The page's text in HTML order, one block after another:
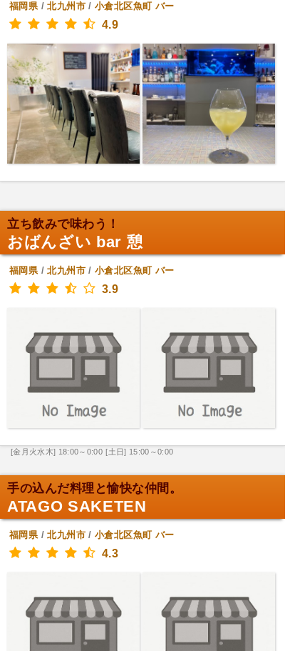
福岡県/北九州市/小倉北区魚町 バー
4.9
立ち飲みで味わう！
おばんざい bar 憩
福岡県/北九州市/小倉北区魚町 バー
3.9
[金月火水木] 18:00～0:00 [土日] 15:00～0:00
手の込んだ料理と愉快な仲間。
ATAGO SAKETEN
福岡県/北九州市/小倉北区魚町 バー
4.3